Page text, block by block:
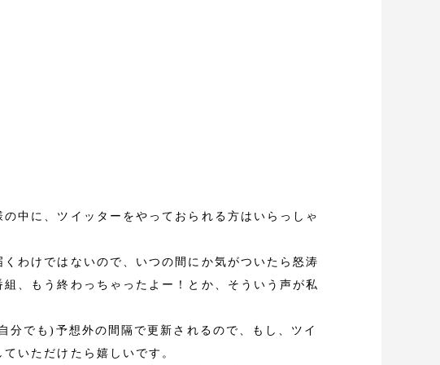
中に、ツイッターをやっておられる方はいらっしゃ
わけではないので、いつの間にか気がついたら怒涛
、もう終わっちゃったよー！とか、そういう声が私
でも)予想外の間隔で更新されるので、もし、ツイ
いただけたら嬉しいです。